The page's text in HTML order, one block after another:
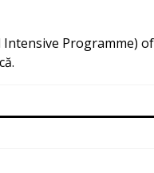
Intensive Programme)